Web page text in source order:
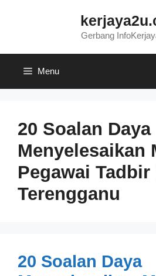
Gerbang
Menu
20 Soalan Daya
Menyelesaikan
Pegawai Tadbir
Terengganu
20 Soalan Daya